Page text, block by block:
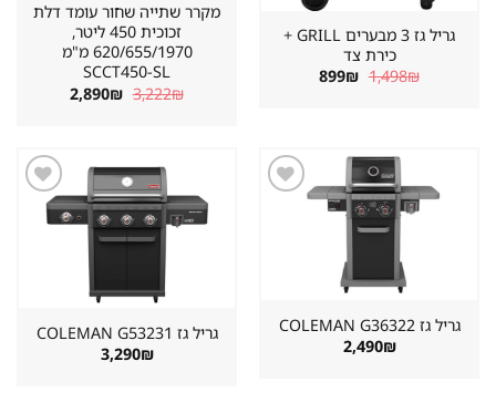
גריל גז 3 מבערים GRILL +
כירת צד
1,498₪ המחיר
המקורי
899₪ המחיר
הנוכחי
מקרר שתייה שחור עומד דלת
זכוכית 450 ליטר,
620/655/1970 מ"מ
SCCT450-SL
3,222₪ המחיר
המקורי
2,890₪ המחיר
הנוכחי
גריל גז ⁦COLEMAN G36322⁩
2,490₪
שמור
מוצר
גריל גז ⁦COLEMAN G53231⁩
3,290₪